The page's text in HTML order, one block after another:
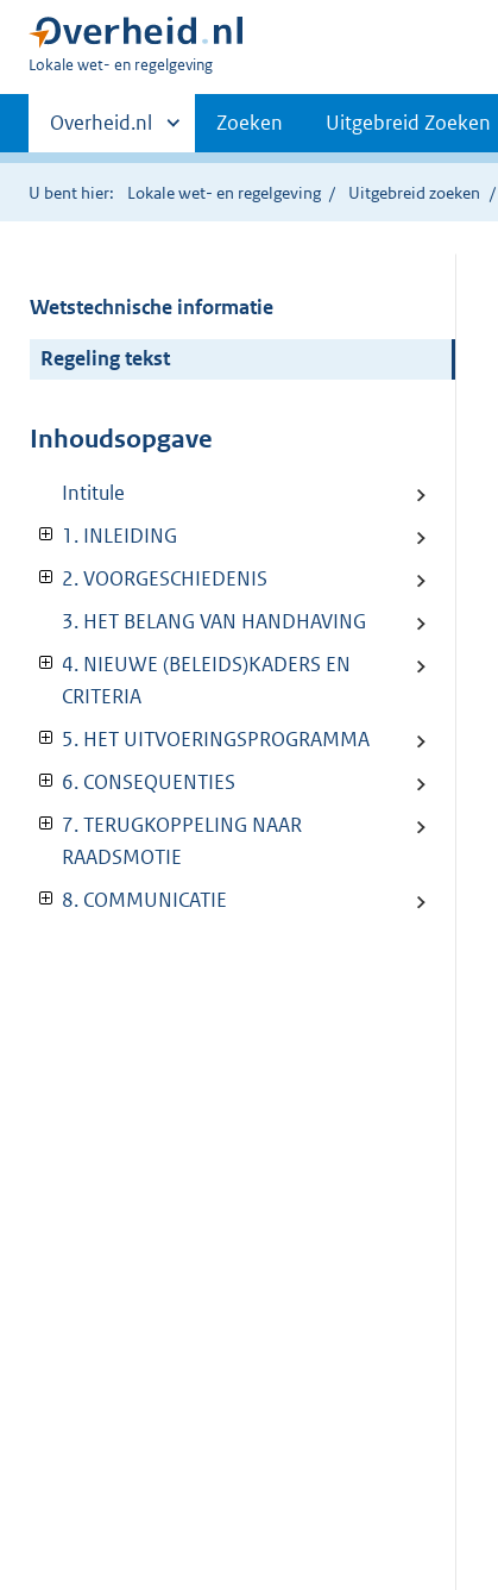
U
hier:
Lokale wet- en regelgeving
Primaire
navigatie
Andere
sites
binnen
Overheid.nl Zoeken Uitgebreid Zoeken
U bent hier: Lokale wet- en regelgeving Uitgebreid zoeken
Wetstechnische informatie
Regeling tekst
Inhoudsopgave
Intitule
1. INLEIDING
2. VOORGESCHIEDENIS
3. HET BELANG VAN HANDHAVING
4. NIEUWE (BELEIDS)KADERS EN
CRITERIA
5. HET UITVOERINGSPROGRAMMA
6. CONSEQUENTIES
7. TERUGKOPPELING NAAR
RAADSMOTIE
8. COMMUNICATIE